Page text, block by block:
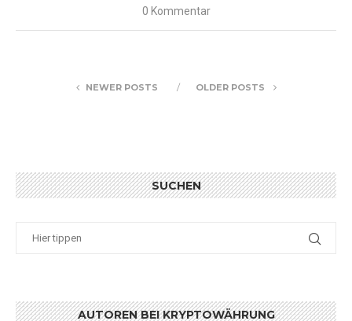
0 Kommentar
NEWER POSTS OLDER POSTS
SUCHEN
AUTOREN BEI KRYPTOWÄHRUNG